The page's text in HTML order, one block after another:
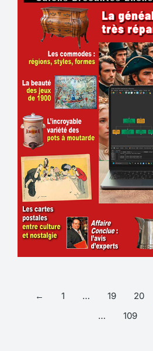
← 1 … 19 20
…
109